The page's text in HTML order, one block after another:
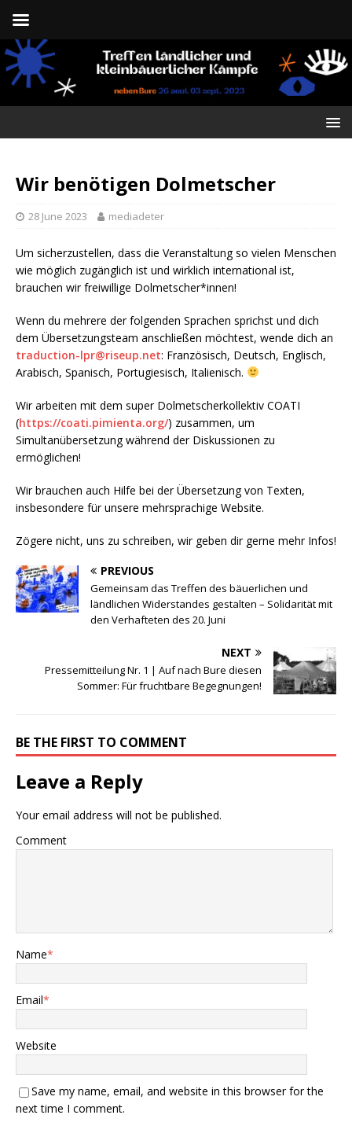
Wir benötigen Dolmetscher
28 June 2023 mediadeter
Um sicherzustellen, dass die Veranstaltung so vielen Menschen
wie möglich zugänglich ist und wirklich international ist,
brauchen wir freiwillige Dolmetscher*innen!
Wenn du mehrere der folgenden Sprachen sprichst und dich
dem Übersetzungsteam anschließen möchtest, wende dich an
traduction-lpr@riseup.net: Französisch, Deutsch, Englisch,
Arabisch, Spanisch, Portugiesisch, Italienisch.
Wir arbeiten mit dem super Dolmetscherkollektiv COATI
(https://coati.pimienta.org/) zusammen, um
Simultanübersetzung während der Diskussionen zu
ermöglichen!
Wir brauchen auch Hilfe bei der Übersetzung von Texten,
insbesondere für unsere mehrsprachige Website.
Zögere nicht, uns zu schreiben, wir geben dir gerne mehr Infos!
PREVIOUS
Gemeinsam das Treffen des bäuerlichen und
ländlichen Widerstandes gestalten – Solidarität mit
den Verhafteten des 20. Juni
NEXT
Pressemitteilung Nr. 1 | Auf nach Bure diesen
Sommer: Für fruchtbare Begegnungen!
BE THE FIRST TO COMMENT
Leave a Reply
Your email address will not be published.
Comment
Name*
Email*
Website
Save my name, email, and website in this browser for the
next time I comment.